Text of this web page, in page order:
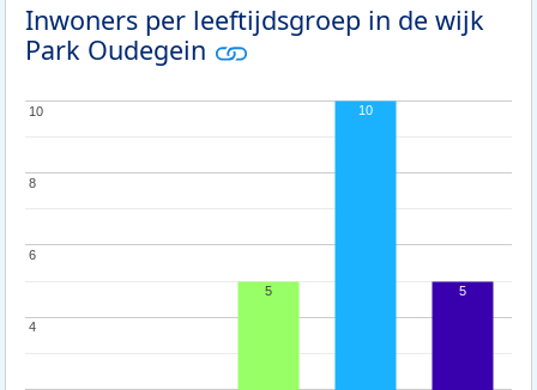
Inwoners per leeftijdsgroep in de wijk
Park Oudegein
4
4
6
6
8
8
10
10
5
10
5